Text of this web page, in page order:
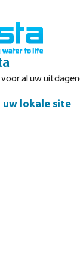
lekvrije
fit fittingen
De
fittingen zijn
voor al uw
uw lokale site